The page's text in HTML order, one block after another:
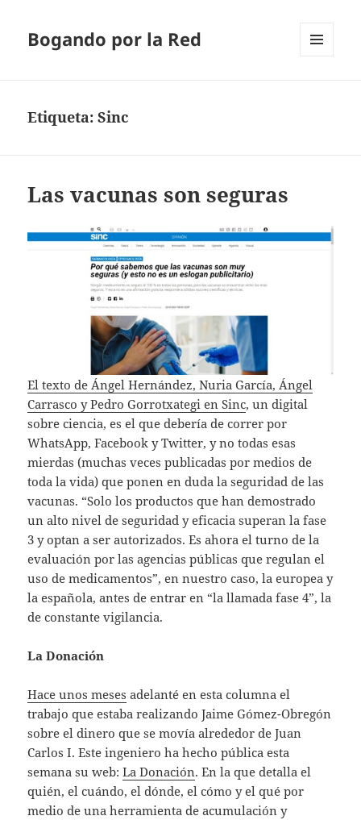
Bogando por la Red
Etiqueta:Sinc
Las vacunas son seguras
El texto de Ángel Hernández, Nuria García, Ángel
Carrasco y Pedro Gorrotxategi en Sinc, un digital
sobre ciencia, es el que debería de correr por
WhatsApp, Facebook y Twitter, y no todas esas
mierdas (muchas veces publicadas por medios de
toda la vida) que ponen en duda la seguridad de las
vacunas. “Solo los productos que han demostrado
un alto nivel de seguridad y eficacia superan la fase
3 y optan a ser autorizados. Es ahora el turno de la
evaluación por las agencias públicas que regulan el
uso de medicamentos”, en nuestro caso, la europea y
la española, antes de entrar en “la llamada fase 4”, la
de constante vigilancia.
La Donación
Hace unos meses adelanté en esta columna el
trabajo que estaba realizando Jaime Gómez-Obregón
sobre el dinero que se movía alrededor de Juan
Carlos I. Este ingeniero ha hecho pública esta
semana su web:La Donación. En la que detalla el
quién, el cuándo, el dónde, el cómo y el qué por
medio de una herramienta de acumulación y